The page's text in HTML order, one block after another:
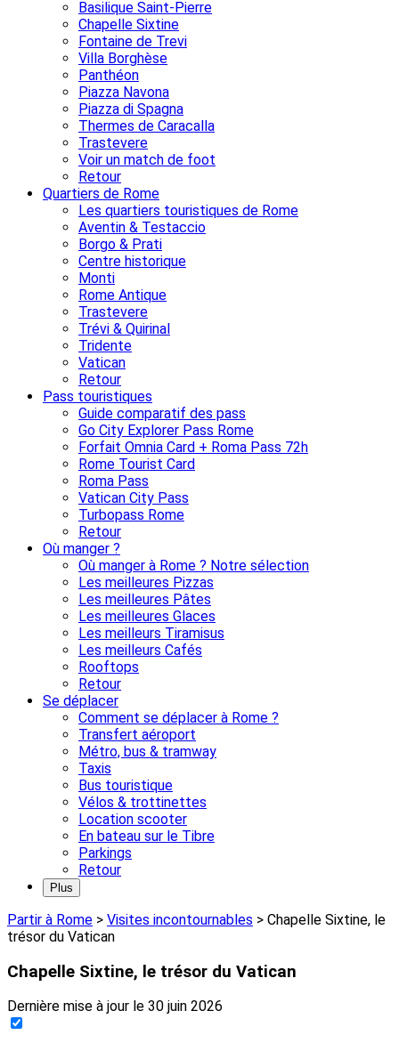
Basilique Saint-Pierre
Chapelle Sixtine
Fontaine de Trevi
Villa Borghèse
Panthéon
Piazza Navona
Piazza di Spagna
Thermes de Caracalla
Trastevere
Voir un match de foot
Retour
Quartiers de Rome
Les quartiers touristiques de Rome
Aventin & Testaccio
Borgo & Prati
Centre historique
Monti
Rome Antique
Trastevere
Trévi & Quirinal
Tridente
Vatican
Retour
Pass touristiques
Guide comparatif des pass
Go City Explorer Pass Rome
Forfait Omnia Card + Roma Pass 72h
Rome Tourist Card
Roma Pass
Vatican City Pass
Turbopass Rome
Retour
Où manger ?
Où manger à Rome ? Notre sélection
Les meilleures Pizzas
Les meilleures Pâtes
Les meilleures Glaces
Les meilleurs Tiramisus
Les meilleurs Cafés
Rooftops
Retour
Se déplacer
Comment se déplacer à Rome ?
Transfert aéroport
Métro, bus & tramway
Taxis
Bus touristique
Vélos & trottinettes
Location scooter
En bateau sur le Tibre
Parkings
Retour
Plus
Partir à Rome > Visites incontournables > Chapelle Sixtine, le
trésor du Vatican
Chapelle Sixtine, le trésor du Vatican
Dernière mise à jour le 30 juin 2026